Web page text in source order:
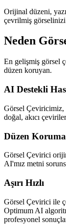
Orijinal düzeni,
çevrilmiş
Neden
En gelişmiş görsel
düzen koruyan.
AI Destekli
Görsel Çeviricimiz,
doğal, akıcı
Düzen Koruma
Görsel Çevirici
AI'mız metni
Aşırı Hızlı
Görsel Çevirici ile
Optimum AI
profesyonel